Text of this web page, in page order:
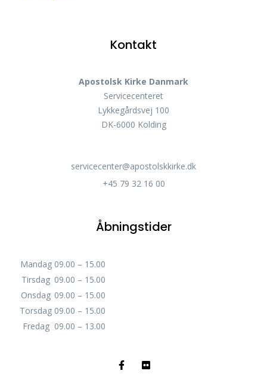
Kontakt
Apostolsk Kirke Danmark
Servicecenteret
Lykkegårdsvej 100
DK-6000 Kolding
servicecenter@apostolskkirke.dk
+45 79 32 16 00
Åbningstider
Mandag 09.00 – 15.00
Tirsdag 09.00 – 15.00
Onsdag 09.00 – 15.00
Torsdag 09.00 – 15.00
Fredag 09.00 – 13.00